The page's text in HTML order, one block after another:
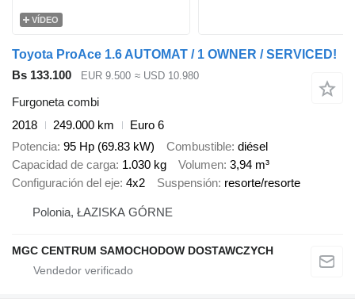
VÍDEO
Toyota ProAce 1.6 AUTOMAT / 1 OWNER / SERVICED!
Bs 133.100
EUR 9.500 ≈ USD 10.980
Furgoneta combi
2018
249.000 km
Euro 6
Potencia 95 Hp (69.83 kW) Combustible diésel
Capacidad de carga 1.030 kg Volumen 3,94 m³
Configuración del eje 4x2 Suspensión resorte/resorte
Polonia, ŁAZISKA GÓRNE
MGC CENTRUM SAMOCHODOW DOSTAWCZYCH